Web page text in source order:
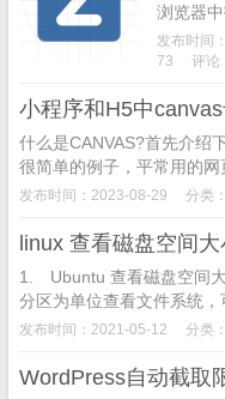
浏览器
动删除
t...
发布时间
73
评论
小程序和H5中
什么是CANVAS?首先介绍
很简单的例子，平常用的
表…,都有canvas的应用场
发布时间：2023-08-29 分类：
linux 查看磁盘空间大
1. Ubuntu 查看磁盘空间
分区为单位查看文件系统，
命令格式：...
发布时间：2021-05-12 分类：
WordPress自动截取